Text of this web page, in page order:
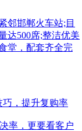
邻邯郸火车站;目
达500席;整洁优美
堂，配套齐全完
，提升复购率
率，更要看客户